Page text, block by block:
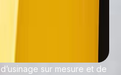
sur mesure et de